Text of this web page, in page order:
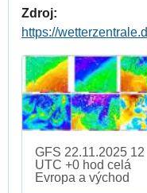
Zdroj:
https://
GFS 22.11.2025 12
UTC +0 hod celá
Evropa a východ